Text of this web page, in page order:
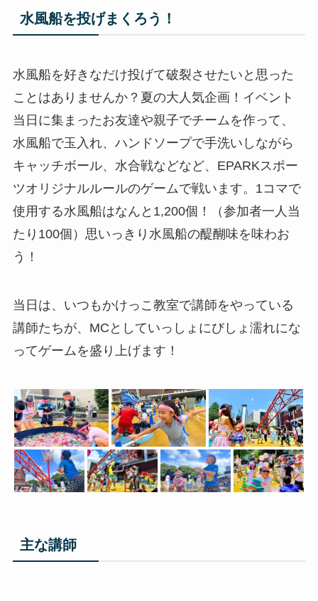
水風船を投げまくろう！
水風船を好きなだけ投げて破裂させたいと思った
ことはありませんか？夏の大人気企画！イベント
当日に集まったお友達や親子でチームを作って、
水風船で玉入れ、ハンドソープで手洗いしながら
キャッチボール、水合戦などなど、EPARKスポー
ツオリジナルルールのゲームで戦います。1コマで
使用する水風船はなんと1,200個！（参加者一人当
たり100個）思いっきり水風船の醍醐味を味わお
う！
当日は、いつもかけっこ教室で講師をやっている
講師たちが、MCとしていっしょにびしょ濡れにな
ってゲームを盛り上げます！
主な講師